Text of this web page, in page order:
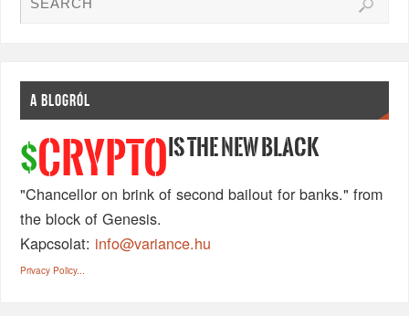
A BLOGRÓL
$CRYPTO IS THE NEW BLACK
"Chancellor on brink of second bailout for banks." from
the block of Genesis.
Kapcsolat: info@variance.hu
Privacy Policy...